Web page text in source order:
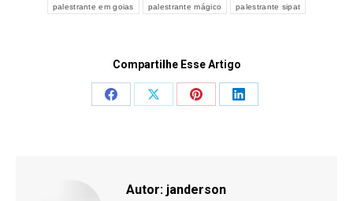
palestrante em goias palestrante mágico palestrante sipat
Compartilhe Esse Artigo
Share
Share
Share
Share
Autor: janderson